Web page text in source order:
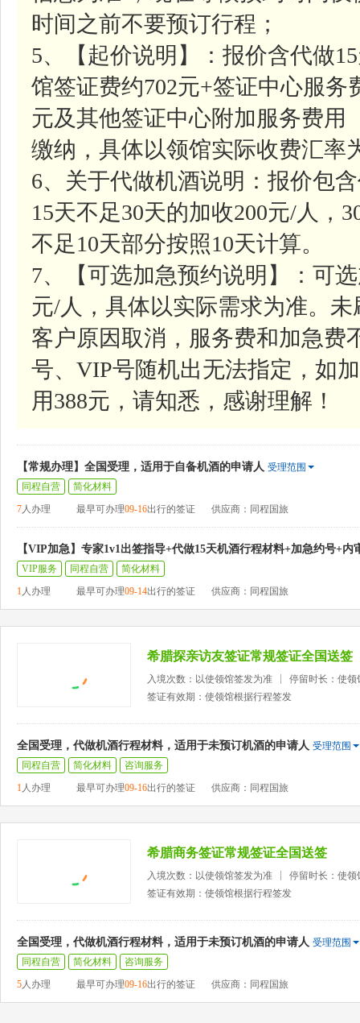
时间之前不要预订行程；
5、【起价说明】：报价含代做
馆签证费约702元+签证中心服务
元及其他签证中心附加服务费用
缴纳，具体以领馆实际收费汇率
6、关于代做机酒说明：报价包
15天不足30天的加收200元/人，
不足10天部分按照10天计算。
7、【可选加急预约说明】：可
元/人，具体以实际需求为准。
客户原因取消，服务费和加急费
号、VIP号随机出无法指定，如
用388元，请知悉，感谢理解！
【常规办理】全国受理，适用于自备机酒的申请人 受理范围
同程自营
简化材料
7人办理 最早可办理09-16出行的签证 供应商：同程国旅
【VIP加急】专家1v1出签指导+代做15天机酒行程材料+加急约号+内
VIP服务 同程自营
简化材料
1人办理 最早可办理09-14出行的签证 供应商：同程国旅
希腊探亲访友签证常规签证全国送签
入境次数：以使领馆签发为准
停留时长：使领
签证有效期：使领馆根据行程签发
全国受理，代做机酒行程材料，适用于未预订机酒的申请人 受理范围
同程自营
简化材料
咨询服务
1人办理 最早可办理09-16出行的签证 供应商：同程国旅
希腊商务签证常规签证全国送签
入境次数：以使领馆签发为准
停留时长：使领
签证有效期：使领馆根据行程签发
全国受理，代做机酒行程材料，适用于未预订机酒的申请人 受理范围
同程自营
简化材料
咨询服务
5人办理 最早可办理09-16出行的签证 供应商：同程国旅